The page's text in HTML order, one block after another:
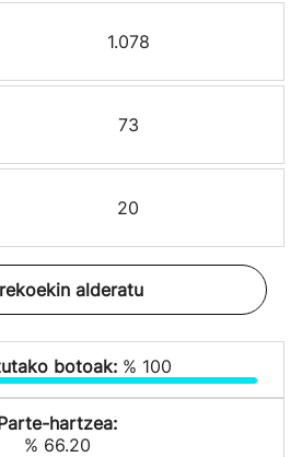
1.078
73
20
alderatu
botoak: % 100
hartzea:
% 66.20